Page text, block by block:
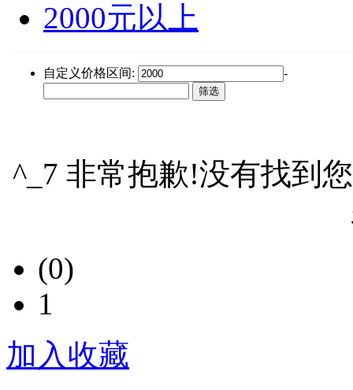
2000元以上
自定义价格区间: -
^_7 非常抱歉!没有找到
(0)
1
加入收藏